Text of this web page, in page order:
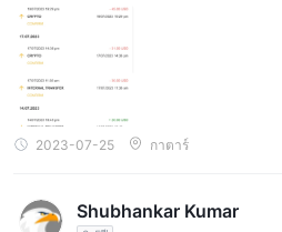
ค่าธรรมเนียมการฝาก/ถอน:
สำหรับการฝากและถอนเงินขึ้นอยู่กับวิธี
ผ่านธนาคารอาจมีค่าธรรมเนียมที่ธนาค
ชำระเงินทางอิเล็กทรอนิกส์ เช่น บัตรเด
มีค่าธรรมเนียมการดำเนินการที่เรียกเก็
ค่าใช้จ่ายทางการเงินข้ามคืน:
ธรรมเนียมนี้คำนวณจากส่วนต่างของอัต
2023-07-25 กาตาร์
Shubhankar Kumar